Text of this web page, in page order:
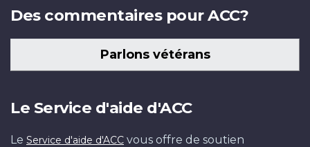
Des commentaires pour ACC?
Parlons vétérans
Le Service d'aide d'ACC
Le Service d'aide d'ACC vous offre de soutien